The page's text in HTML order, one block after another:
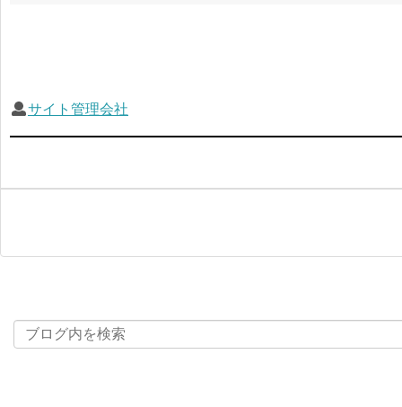
サイト管理会社